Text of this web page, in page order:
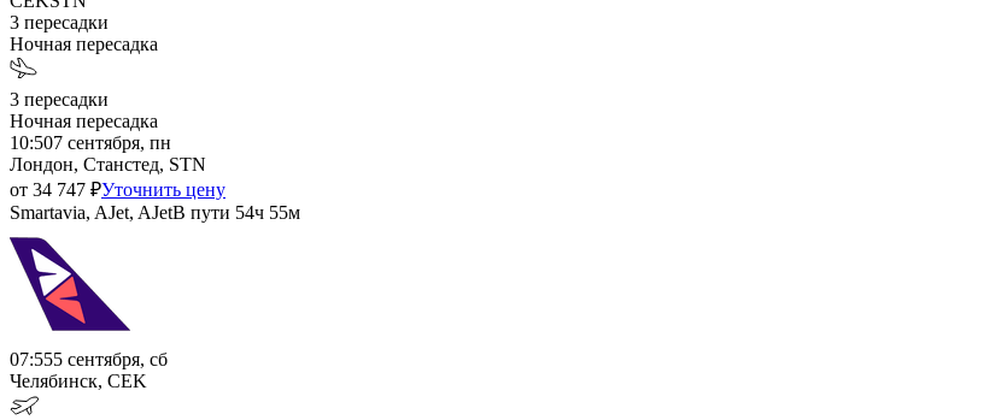
3 пересадки
Ночная пересадка
3 пересадки
Ночная пересадка
10:507 сентября, пн
Лондон, Станстед, STN
от 34 747 ₽Уточнить цену
Smartavia, AJet, AJetВ пути 54ч 55м
07:555 сентября, сб
Челябинск, CEK